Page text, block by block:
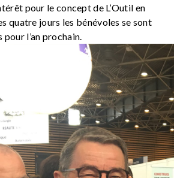
pour le concept de L’Outil en
quatre jours les bénévoles se sont
l’an prochain.